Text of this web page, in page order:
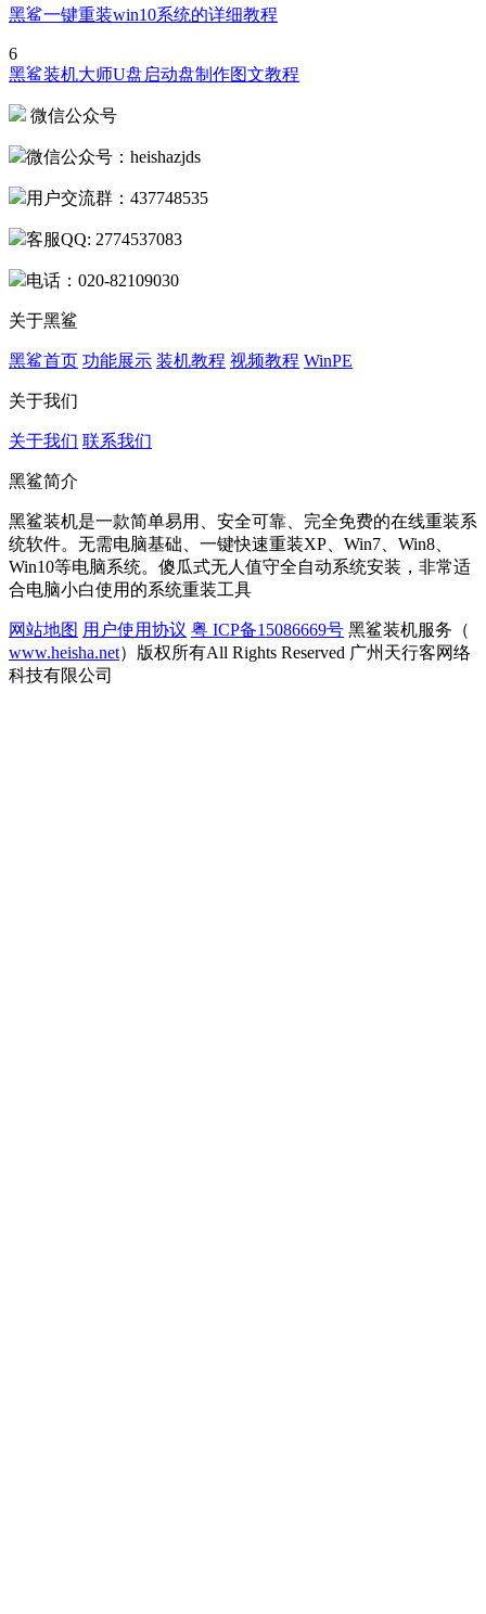
黑鲨一键重装win10系统的详细教程
6
黑鲨装机大师U盘启动盘制作图文教程
微信公众号
微信公众号：heishazjds
用户交流群：437748535
客服QQ: 2774537083
电话：020-82109030
关于黑鲨
黑鲨首页 功能展示 装机教程 视频教程 WinPE
关于我们
关于我们 联系我们
黑鲨简介
黑鲨装机是一款简单易用、安全可靠、完全免费的在线重装系
统软件。无需电脑基础、一键快速重装XP、Win7、Win8、
Win10等电脑系统。傻瓜式无人值守全自动系统安装，非常适
合电脑小白使用的系统重装工具
网站地图 用户使用协议 粤 ICP备15086669号 黑鲨装机服务（
www.heisha.net）版权所有All Rights Reserved 广州天行客网络
科技有限公司